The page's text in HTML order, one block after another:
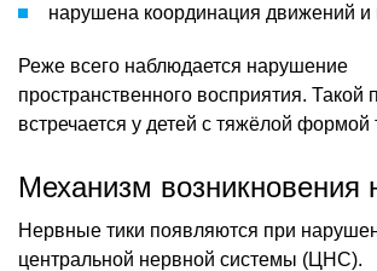
нарушена координация движений и
Реже всего наблюдается нарушение
пространственного восприятия. Такой
встречается у детей с тяжёлой формой
Механизм возникновения
Нервные тики появляются при
центральной нервной системы (ЦНС).